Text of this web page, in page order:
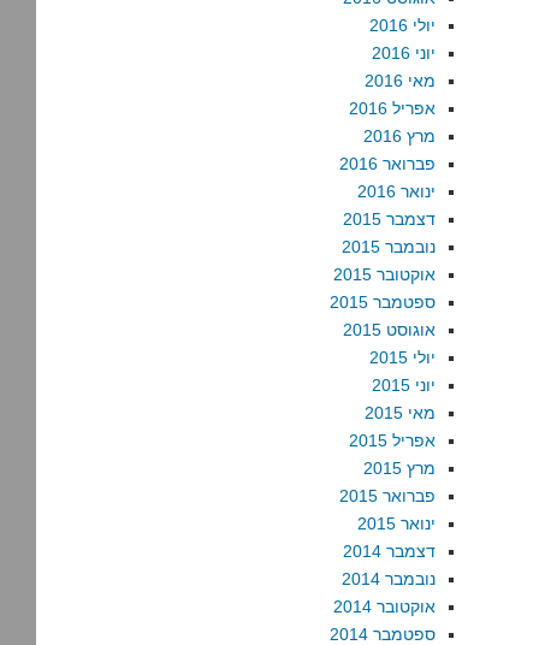
יולי 2016
יוני 2016
מאי 2016
אפריל 2016
מרץ 2016
פברואר 2016
ינואר 2016
דצמבר 2015
נובמבר 2015
אוקטובר 2015
ספטמבר 2015
אוגוסט 2015
יולי 2015
יוני 2015
מאי 2015
אפריל 2015
מרץ 2015
פברואר 2015
ינואר 2015
דצמבר 2014
נובמבר 2014
אוקטובר 2014
ספטמבר 2014